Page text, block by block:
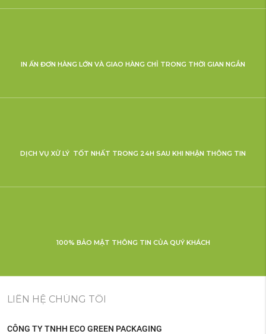
IN ẤN ĐƠN HÀNG LỚN VÀ GIAO HÀNG CHỈ TRONG THỜI GIAN NGẮN
DỊCH VỤ XỬ LÝ TỐT NHẤT TRONG 24H SAU KHI NHẬN THÔNG TIN
100% BẢO MẬT THÔNG TIN CỦA QUÝ KHÁCH
LIÊN HỆ CHÚNG TÔI
CÔNG TY TNHH ECO GREEN PACKAGING